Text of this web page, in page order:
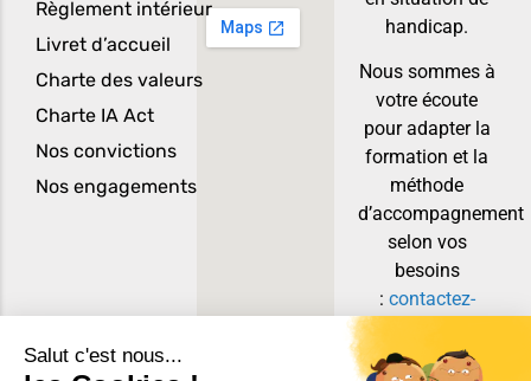
Règlement intérieur
Livret d’accueil
Charte des valeurs
Charte IA Act
Nos convictions
Nos engagements
handicap.
Nous sommes à
votre écoute
pour adapter la
formation et la
méthode
d’accompagnement
selon vos
besoins
: contactez-
toutes les